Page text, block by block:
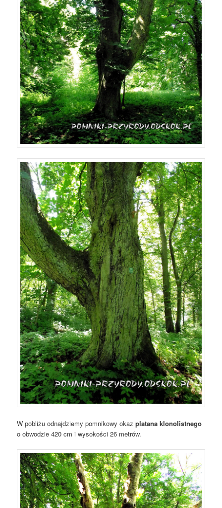
W pobliżu odnajdziemy pomnikowy okazplatana klonolistnego
o obwodzie 420 cm i wysokości 26 metrów.